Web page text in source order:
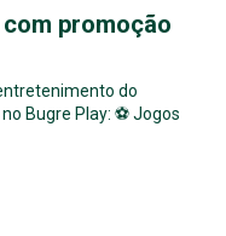
promoção
do
Bugre Play: ⚽ Jogos